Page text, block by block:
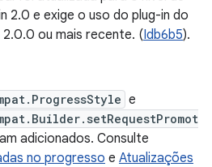
2.0 e exige o uso do plug-in do
ou mais recente. (Idb6b5).
e
adicionados. Consulte
no progresso e Atualizações